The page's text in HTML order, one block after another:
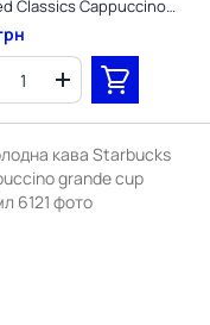
Classics Cappuccino